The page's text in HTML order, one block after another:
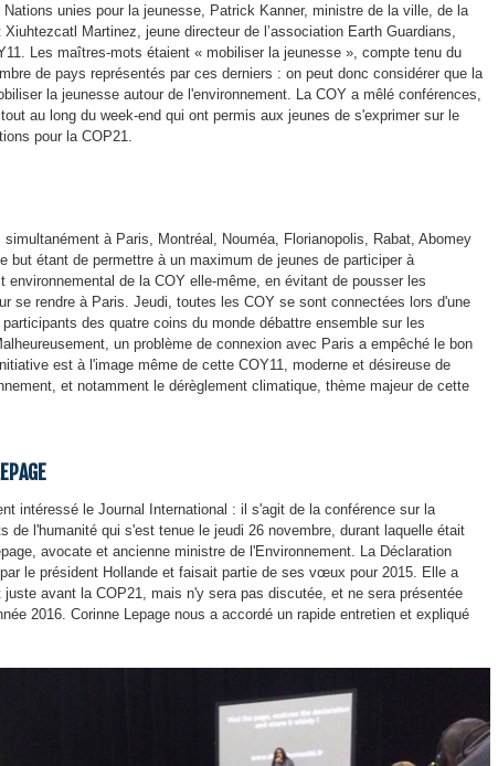
unies pour la jeunesse, Patrick Kanner, ministre de la ville, de la
Martinez, jeune directeur de l’association Earth Guardians,
Les maîtres-mots étaient « mobiliser la jeunesse », compte tenu du
de pays représentés par ces derniers : on peut donc considérer que la
la jeunesse autour de l'environnement. La COY a mêlé conférences,
au long du week-end qui ont permis aux jeunes de s'exprimer sur le
pour la COP21.
à Paris, Montréal, Nouméa, Florianopolis, Rabat, Abomey
but étant de permettre à un maximum de jeunes de participer à
environnemental de la COY elle-même, en évitant de pousser les
se rendre à Paris. Jeudi, toutes les COY se sont connectées lors d'une
des quatre coins du monde débattre ensemble sur les
un problème de connexion avec Paris a empêché le bon
est à l'image même de cette COY11, moderne et désireuse de
et notamment le dérèglement climatique, thème majeur de cette
intéressé le Journal International : il s'agit de la conférence sur la
de l'humanité qui s'est tenue le jeudi 26 novembre, durant laquelle était
avocate et ancienne ministre de l'Environnement. La Déclaration
le président Hollande et faisait partie de ses vœux pour 2015. Elle a
avant la COP21, mais n'y sera pas discutée, et ne sera présentée
2016. Corinne Lepage nous a accordé un rapide entretien et expliqué